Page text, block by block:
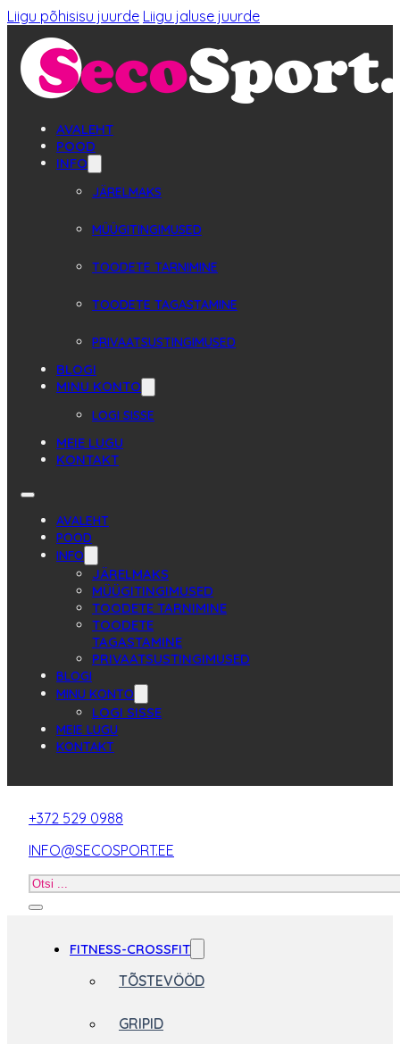
Liigu põhisisu juurde Liigu jaluse juurde
AVALEHT
POOD
INFO
JÄRELMAKS
MÜÜGITINGIMUSED
TOODETE TARNIMINE
TOODETE TAGASTAMINE
PRIVAATSUSTINGIMUSED
BLOGI
MINU KONTO
LOGI SISSE
MEIE LUGU
KONTAKT
AVALEHT
POOD
INFO
JÄRELMAKS
MÜÜGITINGIMUSED
TOODETE TARNIMINE
TOODETE
TAGASTAMINE
PRIVAATSUSTINGIMUSED
BLOGI
MINU KONTO
LOGI SISSE
MEIE LUGU
KONTAKT
+372 529 0988
INFO@SECOSPORT.EE
Otsi
FITNESS-CROSSFIT
TÕSTEVÖÖD
GRIPID